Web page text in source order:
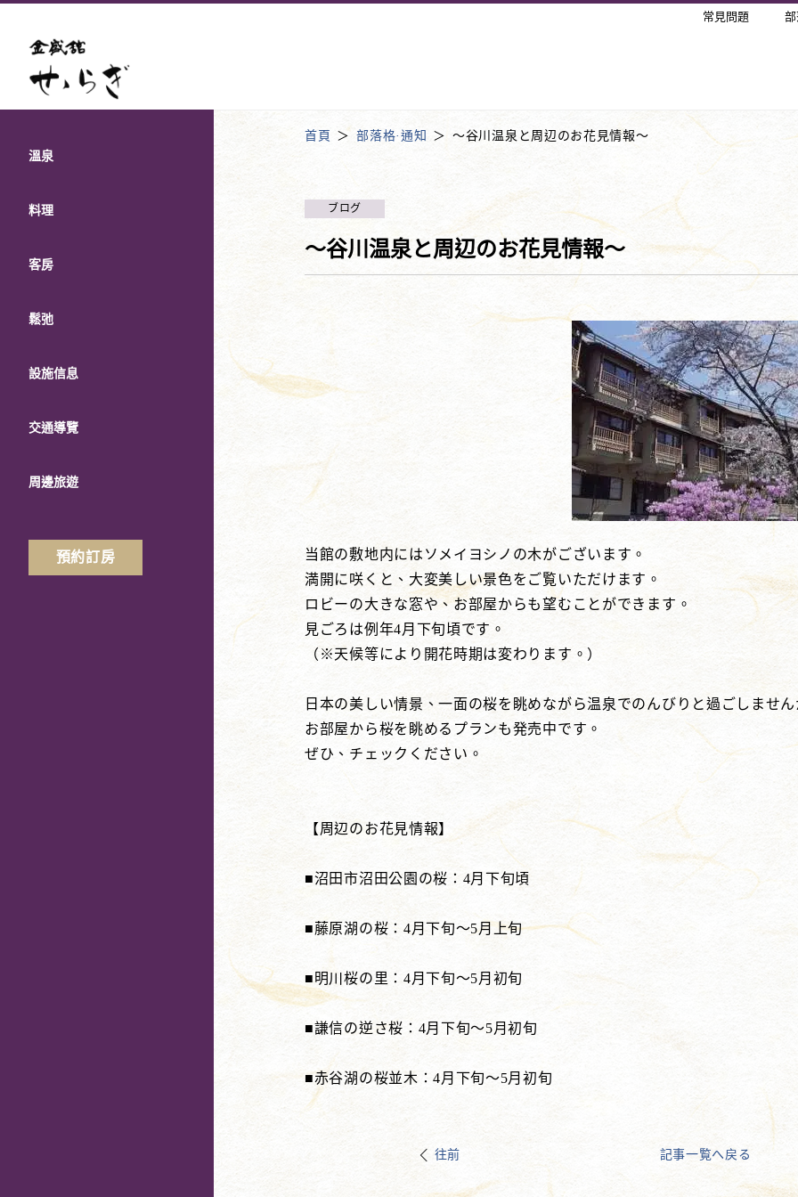
常見問題 部
溫泉
料理
客房
鬆弛
設施信息
交通導覽
周邊旅遊
預約訂房
首頁 部落格·通知 ～谷川温泉と周辺のお花見情報～
ブログ
～谷川温泉と周辺のお花見情報～
当館の敷地内にはソメイヨシノの木がございます。
満開に咲くと、大変美しい景色をご覧いただけます。
ロビーの大きな窓や、お部屋からも望むことができます。
見ごろは例年4月下旬頃です。
（※天候等により開花時期は変わります。）
日本の美しい情景、一面の桜を眺めながら温泉でのんびりと過ごしませ
お部屋から桜を眺めるプランも発売中です。
ぜひ、チェックください。
【周辺のお花見情報】
■沼田市沼田公園の桜：4月下旬頃
■藤原湖の桜：4月下旬～5月上旬
■明川桜の里：4月下旬～5月初旬
■謙信の逆さ桜：4月下旬～5月初旬
■赤谷湖の桜並木：4月下旬～5月初旬
往前 記事一覧へ戻る